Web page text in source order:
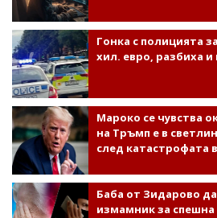
Гонка с полицията
хил. евро, разбиха
Мароко се чувства
на Тръмп е в
след катастрофата
Баба от Зидарово
измамник за